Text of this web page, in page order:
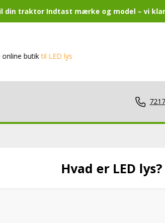
din traktor Indtast mærke og model – vi
butiktil LED lys
Hvad er LED lys?